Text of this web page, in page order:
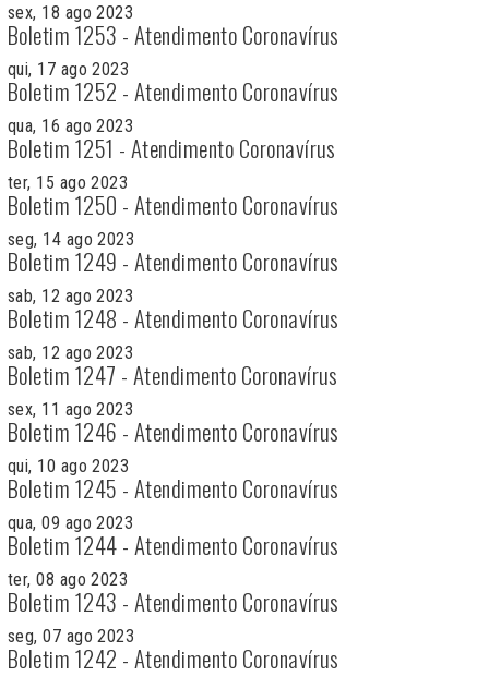
sex, 18 ago 2023
Boletim 1253 - Atendimento Coronavírus
qui, 17 ago 2023
Boletim 1252 - Atendimento Coronavírus
qua, 16 ago 2023
Boletim 1251 - Atendimento Coronavírus
ter, 15 ago 2023
Boletim 1250 - Atendimento Coronavírus
seg, 14 ago 2023
Boletim 1249 - Atendimento Coronavírus
sab, 12 ago 2023
Boletim 1248 - Atendimento Coronavírus
sab, 12 ago 2023
Boletim 1247 - Atendimento Coronavírus
sex, 11 ago 2023
Boletim 1246 - Atendimento Coronavírus
qui, 10 ago 2023
Boletim 1245 - Atendimento Coronavírus
qua, 09 ago 2023
Boletim 1244 - Atendimento Coronavírus
ter, 08 ago 2023
Boletim 1243 - Atendimento Coronavírus
seg, 07 ago 2023
Boletim 1242 - Atendimento Coronavírus